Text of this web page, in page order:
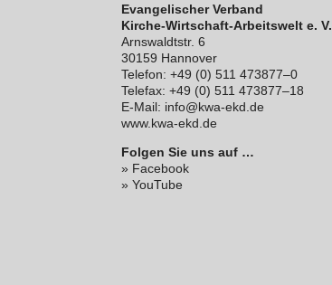
Evan­ge­li­scher Verband
Kirche-Wirt­schaft-Arbeits­welt e. V.
Arns­waldt­str. 6
30159 Hannover
Telefon: +49 (0) 511 473877–0
Telefax: +49 (0) 511 473877–18
E‑Mail: info@kwa-ekd.de
www.kwa-ekd.de
Folgen Sie uns auf …
» Facebook
» YouTube